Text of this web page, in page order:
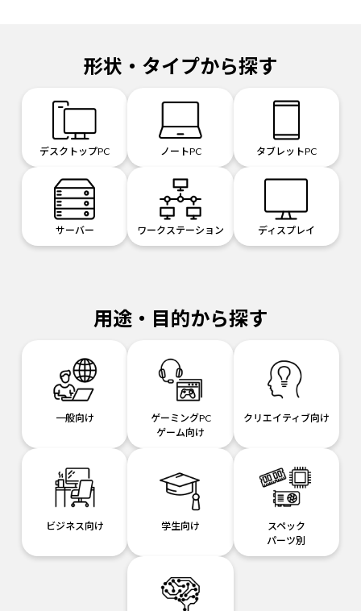
形状・タイプから探す
デスクトップPC ノートPC タブレットPC
サーバー ワークステーション ディスプレイ
用途・目的から探す
一般向け
ゲーミングPC
ゲーム向け
クリエイティブ向け
ビジネス向け 学生向け
スペック
パーツ別